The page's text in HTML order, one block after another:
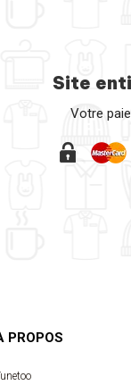
Site
Votre
PROPOS